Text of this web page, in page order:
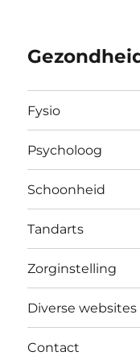
Fysio
Psycholoog
Schoonheid
Tandarts
Zorginstelling
Diverse websites
Contact